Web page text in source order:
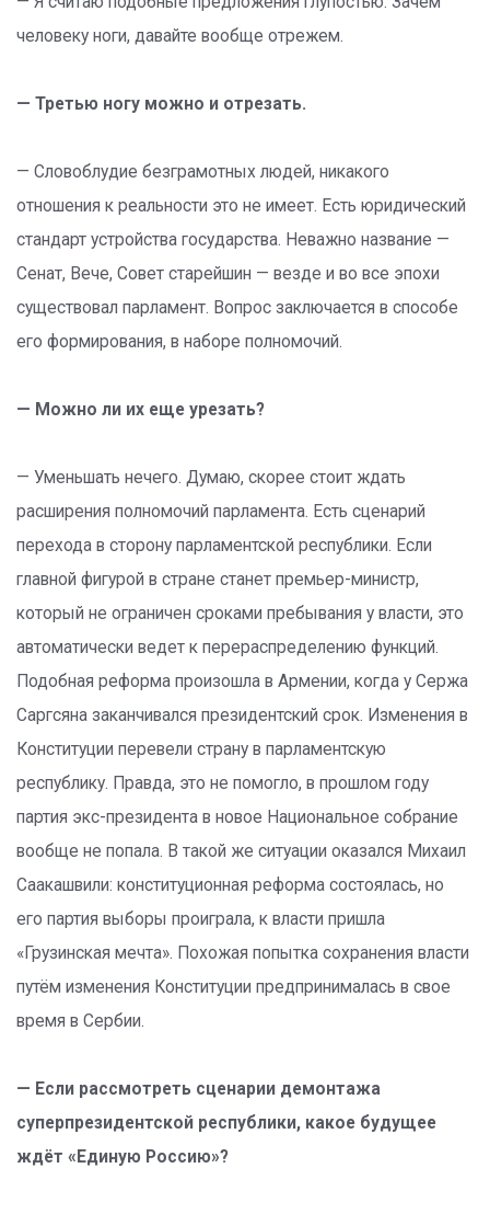
человеку ноги, давайте вообще отрежем.
— Третью ногу можно и отрезать.
— Словоблудие безграмотных людей, никакого
отношения к реальности это не имеет. Есть юридический
стандарт устройства государства. Неважно название —
Сенат, Вече, Совет старейшин — везде и во все эпохи
существовал парламент. Вопрос заключается в способе
его формирования, в наборе полномочий.
— Можно ли их еще урезать?
— Уменьшать нечего. Думаю, скорее стоит ждать
расширения полномочий парламента. Есть сценарий
перехода в сторону парламентской республики. Если
главной фигурой в стране станет премьер-министр,
который не ограничен сроками пребывания у власти, это
автоматически ведет к перераспределению функций.
Подобная реформа произошла в Армении, когда у Сержа
Саргсяна заканчивался президентский срок. Изменения в
Конституции перевели страну в парламентскую
республику. Правда, это не помогло, в прошлом году
партия экс-президента в новое Национальное собрание
вообще не попала. В такой же ситуации оказался Михаил
Саакашвили: конституционная реформа состоялась, но
его партия выборы проиграла, к власти пришла
«Грузинская мечта». Похожая попытка сохранения власти
путём изменения Конституции предпринималась в свое
время в Сербии.
— Если рассмотреть сценарии демонтажа
суперпрезидентской республики, какое будущее
ждёт «Единую Россию»?